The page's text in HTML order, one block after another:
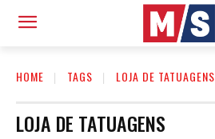
HOME TAGS LOJA DE TATUAGENS
LOJA DE TATUAGENS